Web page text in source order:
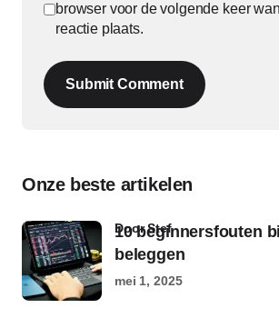
browser voor de volgende keer
reactie plaats.
Submit Comment
Onze beste artikelen
10 beginnersfouten
beleggen
door Stef
mei 1, 2025